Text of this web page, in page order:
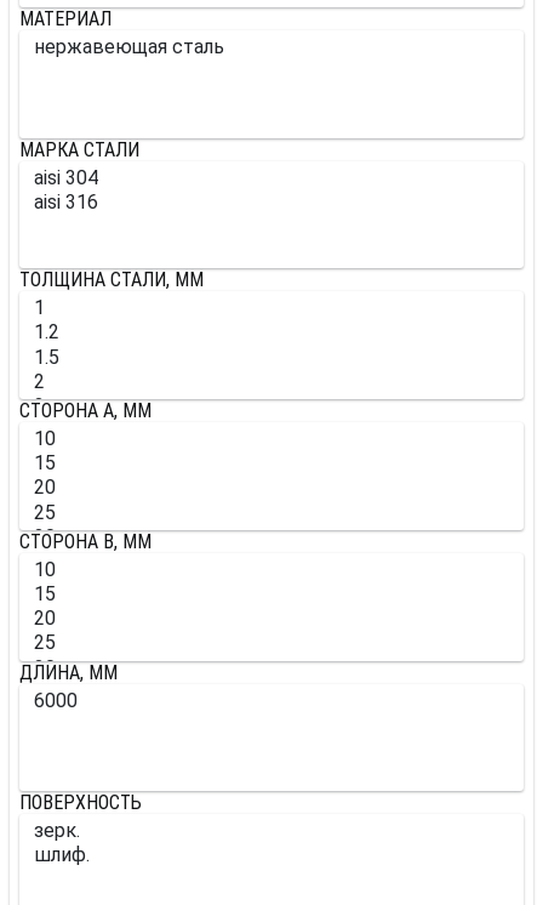
МАТЕРИАЛ
МАРКА СТАЛИ
ТОЛЩИНА СТАЛИ, ММ
СТОРОНА A, ММ
СТОРОНА B, ММ
ДЛИНА, ММ
ПОВЕРХНОСТЬ